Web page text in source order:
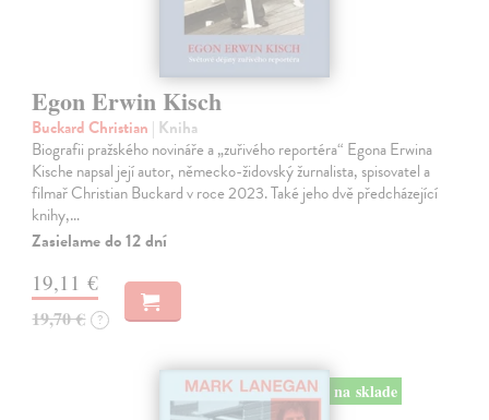
Egon Erwin Kisch
Buckard Christian | Kniha
Biografii pražského novináře a „zuřivého reportéra“ Egona Erwina
Kische napsal její autor, německo-židovský žurnalista, spisovatel a
filmař Christian Buckard v roce 2023. Také jeho dvě předcházející
knihy,…
Zasielame do 12 dní
19,11 €
19,70 € ?
na sklade